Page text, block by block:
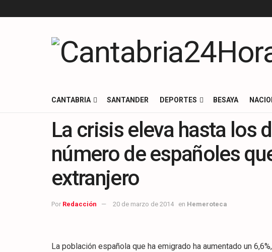
CANTABRIA SANTANDER DEPORTES BESAYA
La crisis eleva hasta los
número de españoles
extranjero
Por Redacción 20 de marzo de 2014 en Hemeroteca
La población española que ha emigrado ha aumentado un